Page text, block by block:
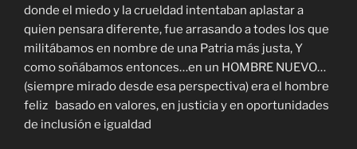
donde el miedo y la crueldad intentaban aplastar a
quien pensara diferente, fue arrasando a todes los que
militábamos en nombre de una Patria más justa, Y
como soñábamos entonces…en un HOMBRE NUEVO…
(siempre mirado desde esa perspectiva) era el hombre
feliz basado en valores, en justicia y en oportunidades
de inclusión e igualdad